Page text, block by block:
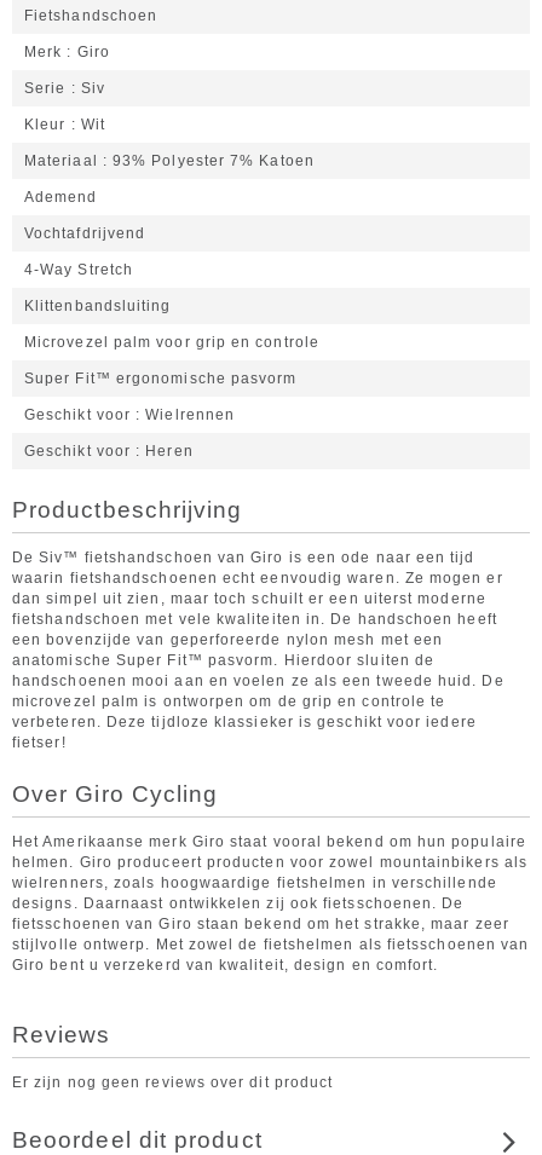
Fietshandschoen
Merk Giro
Serie Siv
Kleur Wit
Materiaal 93% Polyester 7% Katoen
Ademend
Vochtafdrijvend
4-Way Stretch
Klittenbandsluiting
Microvezel palm voor grip en controle
Super Fit™ ergonomische pasvorm
Geschikt voor Wielrennen
Geschikt voor Heren
Productbeschrijving
De Siv™ fietshandschoen van Giro is een ode naar een tijd
waarin fietshandschoenen echt eenvoudig waren. Ze mogen er
dan simpel uit zien, maar toch schuilt er een uiterst moderne
fietshandschoen met vele kwaliteiten in. De handschoen heeft
een bovenzijde van geperforeerde nylon mesh met een
anatomische Super Fit™ pasvorm. Hierdoor sluiten de
handschoenen mooi aan en voelen ze als een tweede huid. De
microvezel palm is ontworpen om de grip en controle te
verbeteren. Deze tijdloze klassieker is geschikt voor iedere
fietser!
Over Giro Cycling
Het Amerikaanse merk Giro staat vooral bekend om hun populaire
helmen. Giro produceert producten voor zowel mountainbikers als
wielrenners, zoals hoogwaardige fietshelmen in verschillende
designs. Daarnaast ontwikkelen zij ook fietsschoenen. De
fietsschoenen van Giro staan bekend om het strakke, maar zeer
stijlvolle ontwerp. Met zowel de fietshelmen als fietsschoenen van
Giro bent u verzekerd van kwaliteit, design en comfort.
Reviews
Er zijn nog geen reviews over dit product
Beoordeel dit product